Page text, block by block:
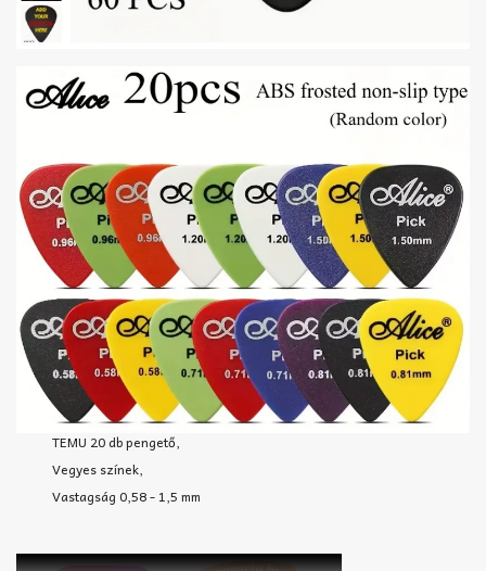
TEMU 20 db pengető,
Vegyes színek,
Vastagság 0,58 - 1,5 mm